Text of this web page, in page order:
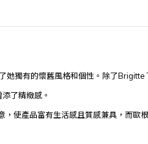
她獨有的懷舊風格和個性。除了Brigitte
了精緻感。
，使產品富有生活感且質感兼具，而歐